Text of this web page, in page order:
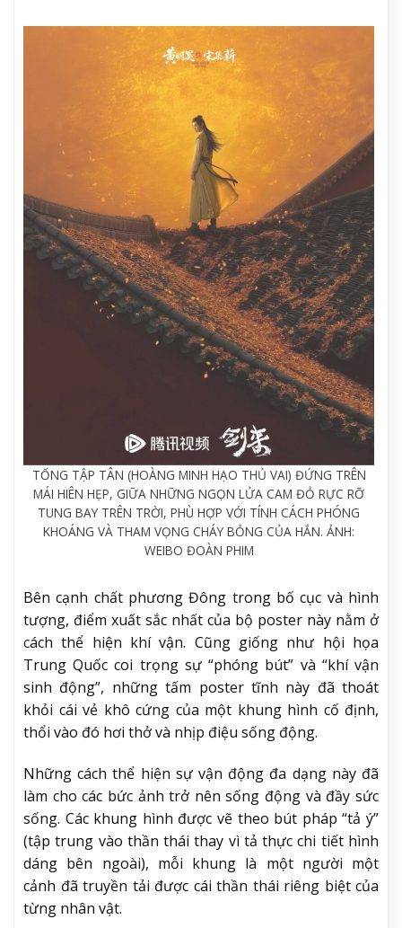
TỐNG TẬP TÂN (HOÀNG MINH HẠO THỦ VAI) ĐỨNG TRÊN
MÁI HIÊN HẸP, GIỮA NHỮNG NGỌN LỬA CAM ĐỎ RỰC RỠ
TUNG BAY TRÊN TRỜI, PHÙ HỢP VỚI TÍNH CÁCH PHÓNG
KHOÁNG VÀ THAM VỌNG CHÁY BỎNG CỦA HẮN. ẢNH:
WEIBO ĐOÀN PHIM
Bên cạnh chất phương Đông trong bố cục và hình
tượng, điểm xuất sắc nhất của bộ poster này nằm ở
cách thể hiện khí vận. Cũng giống như hội họa
Trung Quốc coi trọng sự “phóng bút” và “khí vận
sinh động”, những tấm poster tĩnh này đã thoát
khỏi cái vẻ khô cứng của một khung hình cố định,
thổi vào đó hơi thở và nhịp điệu sống động.
Những cách thể hiện sự vận động đa dạng này đã
làm cho các bức ảnh trở nên sống động và đầy sức
sống. Các khung hình được vẽ theo bút pháp “tả ý”
(tập trung vào thần thái thay vì tả thực chi tiết hình
dáng bên ngoài), mỗi khung là một người một
cảnh đã truyền tải được cái thần thái riêng biệt của
từng nhân vật.